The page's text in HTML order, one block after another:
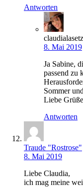
Antworten
8. Mai 2019
Ja Sabine,
passend zu
Sommer
Liebe
Antworten
Traude "Rostrose"
8. Mai 2019
Liebe Claudia,
ich mag meine